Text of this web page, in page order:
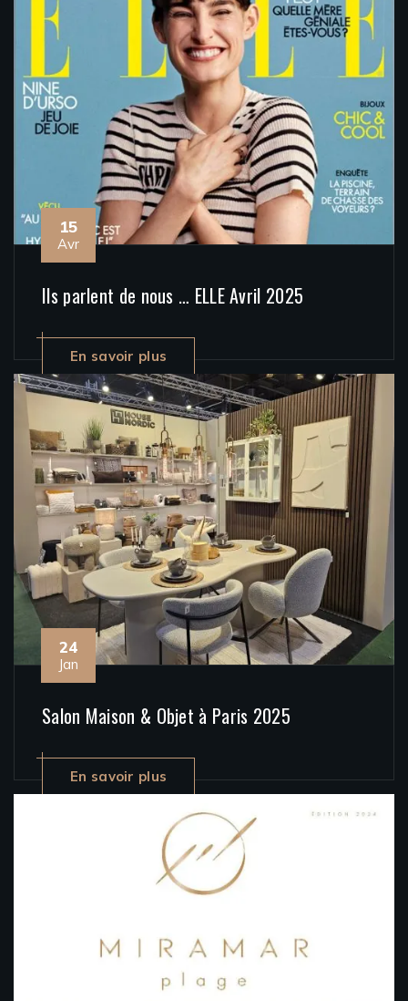
15
Avr
Ils parlent de nous … ELLE Avril 2025
En savoir plus
24
Jan
Salon Maison & Objet à Paris 2025
En savoir plus